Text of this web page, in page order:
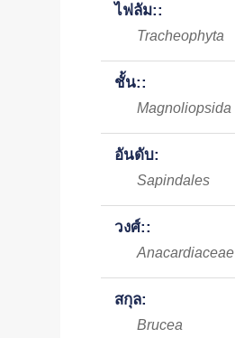
ไฟลัม::
Tracheophyta
ชั้น::
Magnoliopsida
อันดับ:
Sapindales
วงศ์::
Anacardiaceae
สกุล:
Brucea